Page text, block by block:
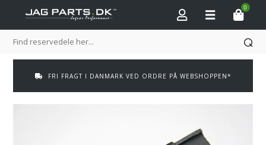
0
FRI FRAGT I DANMARK VED ORDRE PÅ WEBSHOPPEN*